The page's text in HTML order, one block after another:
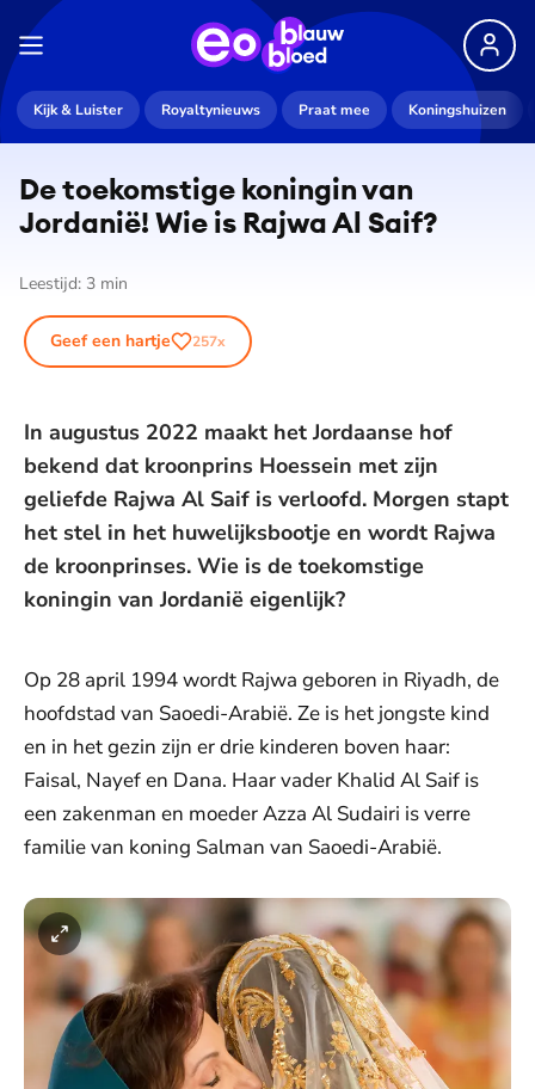
Kijk & Luister Royaltynieuws Praat mee Koningshuizen
De toekomstige koningin van
Jordanië! Wie is Rajwa Al Saif?
Leestijd: 3 min
Geef een hartje 257x
In augustus 2022 maakt het Jordaanse hof
bekend dat kroonprins Hoessein met zijn
geliefde Rajwa Al Saif is verloofd. Morgen stapt
het stel in het huwelijksbootje en wordt Rajwa
de kroonprinses. Wie is de toekomstige
koningin van Jordanië eigenlijk?
Op 28 april 1994 wordt Rajwa geboren in Riyadh, de
hoofdstad van Saoedi-Arabië. Ze is het jongste kind
en in het gezin zijn er drie kinderen boven haar:
Faisal, Nayef en Dana. Haar vader Khalid Al Saif is
een zakenman en moeder Azza Al Sudairi is verre
familie van koning Salman van Saoedi-Arabië.